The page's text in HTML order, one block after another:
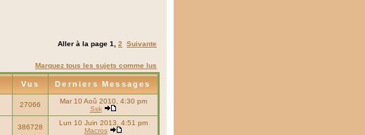
Aller à la page 1 2 Suivante
Marquez tous les sujets comme lus
Vus Derniers Messages
27066
Mar 10 Aoû 2010, 4:30 pm
Ssk
386728
Lun 10 Juin 2013, 4:51 pm
Macros